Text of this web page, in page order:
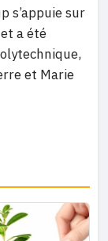
s’appuie sur
a été
et Marie